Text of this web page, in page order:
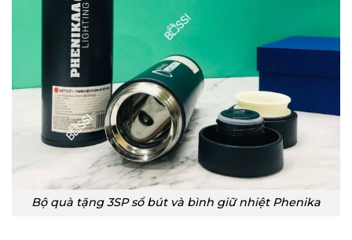
Bộ quà tặng 3SP sổ bút và bình giữ nhiệt Phenika